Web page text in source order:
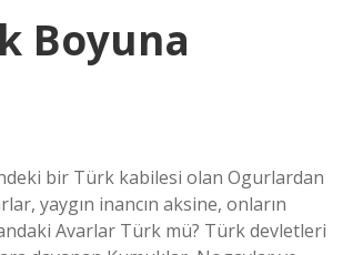
Boyuna
bir Türk kabilesi olan Ogurlardan
yaygın inancın aksine, onların
Avarlar Türk mü? Türk devletleri